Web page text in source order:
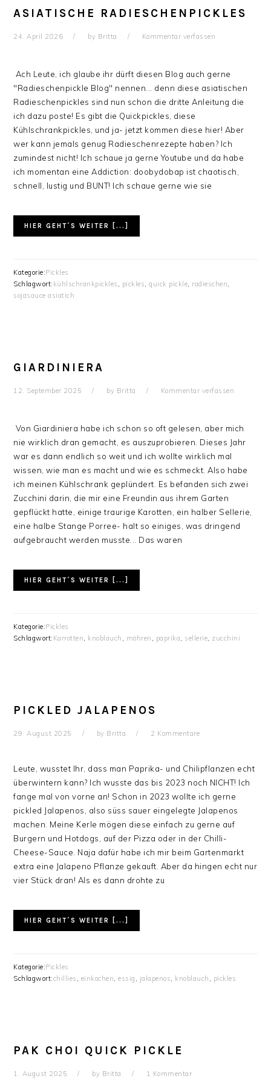
ASIATISCHE RADIESCHENPICKLES
24. April 2026 by Britta Kommentar verfassen
Ach Leute, ich glaube ihr dürft diesen Blog auch gerne
"Radieschenpickle Blog" nennen... denn diese asiatischen
Radieschenpickles sind nun schon die dritte Anleitung die
ich dazu poste! Es gibt die Quickpickles, diese
Kühlschrankpickles, und ja- jetzt kommen diese hier! Aber
wer kann jemals genug Radieschenrezepte haben? Ich
zumindest nicht! Ich schaue ja gerne Youtube und da habe
ich momentan eine Addiction: doobydobap ist chaotisch,
schnell, lustig und BUNT! Ich schaue gerne wie sie
HIER GEHT´S WEITER [...]
Kategorie:Pickles
Schlagwort: kühlschrankpickles , pickles,quick pickle, radieschen,
sojasauce asiatich
GIARDINIERA
12. September 2025 by Britta Kommentar verfassen
Von Giardiniera habe ich schon so oft gelesen, aber mich
nie wirklich dran gemacht, es auszuprobieren. Dieses Jahr
war es dann endlich so weit und ich wollte wirklich mal
wissen, wie man es macht und wie es schmeckt. Also habe
ich meinen Kühlschrank geplündert. Es befanden sich zwei
Zucchini darin, die mir eine Freundin aus ihrem Garten
gepflückt hatte, einige traurige Karotten, ein halber Sellerie,
eine halbe Stange Porree- halt so einiges, was dringend
aufgebraucht werden musste... Das waren
HIER GEHT´S WEITER [...]
Kategorie:Pickles
Schlagwort: Karrotten, knoblauch , möhren , paprika, sellerie, zucchini
PICKLED JALAPENOS
29. August 2025 by Britta 2 Kommentare
Leute, wusstet Ihr, dass man Paprika- und Chilipflanzen echt
überwintern kann? Ich wusste das bis 2023 noch NICHT! Ich
fange mal von vorne an! Schon in 2023 wollte ich gerne
pickled Jalapenos, also süss sauer eingelegte Jalapenos
machen. Meine Kerle mögen diese einfach zu gerne auf
Burgern und Hotdogs, auf der Pizza oder in der Chilli-
Cheese-Sauce. Naja dafür habe ich mir beim Gartenmarkt
extra eine Jalapeno Pflanze gekauft. Aber da hingen echt nur
vier Stück dran! Als es dann drohte zu
HIER GEHT´S WEITER [...]
Kategorie:Pickles
Schlagwort:chillies , einkochen,essig , jalapenos, knoblauch , pickles
PAK CHOI QUICK PICKLE
1. August 2025 by Britta 1 Kommentar